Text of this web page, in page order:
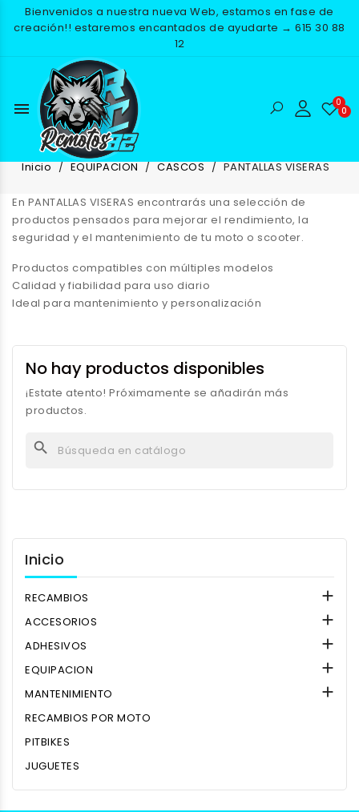
Bienvenidos a nuestra nueva Web, estamos en fase de
creación!! estaremos encantados de ayudarte → 615 30 88
12
menu
PANTALLAS VISERAS
Inicio EQUIPACION CASCOS PANTALLAS VISERAS
En PANTALLAS VISERAS encontrarás una selección de
productos pensados para mejorar el rendimiento, la
seguridad y el mantenimiento de tu moto o scooter.
Productos compatibles con múltiples modelos
Calidad y fiabilidad para uso diario
Ideal para mantenimiento y personalización
No hay productos disponibles
¡Estate atento! Próximamente se añadirán más
productos.
search
Inicio
RECAMBIOS 
ACCESORIOS 
ADHESIVOS 
EQUIPACION 
MANTENIMIENTO 
RECAMBIOS POR MOTO
PITBIKES
JUGUETES